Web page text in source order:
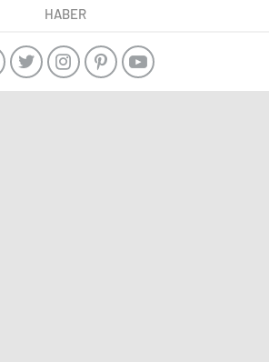
HABER